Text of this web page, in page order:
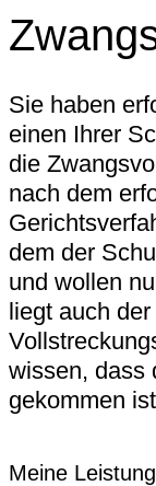
Sie haben
einen Ihrer
die
nach dem
dem der
und wollen
liegt auch
wissen, dass
gekommen
Meine Leistung